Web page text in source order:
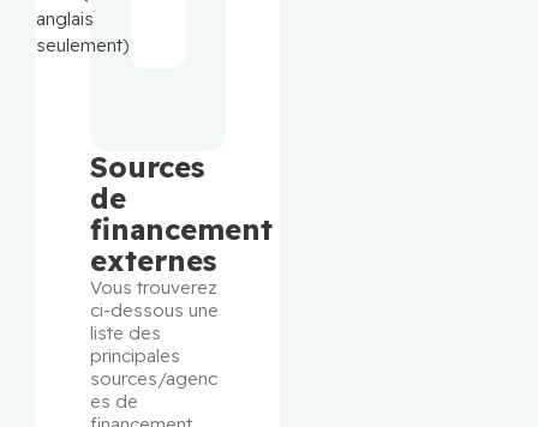
anglais
seulement)
Sources
de
financement
externes
Vous trouverez
ci-dessous une
liste des
principales
sources/agenc
es de